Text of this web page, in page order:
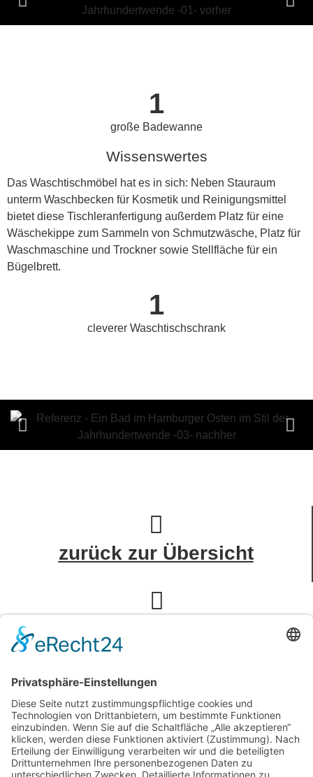
1
große Badewanne
Wissenswertes
Das Waschtischmöbel hat es in sich: Neben Stauraum
unterm Waschbecken für Kosmetik und Reinigungsmittel
bietet diese Tischleranfertigung außerdem Platz für eine
Wäschekippe zum Sammeln von Schmutzwäsche, Platz für
Waschmaschine und Trockner sowie Stellfläche für ein
Bügelbrett.
1
cleverer Waschtischschrank
zurück zur Übersicht